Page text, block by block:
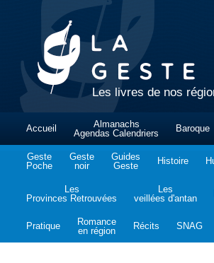
Les livres de nos
Accueil
Almanachs
Agendas Calendriers
Baroque
Geste
Poche
Geste
noir
Guides
Geste
Histoire
Les
Provinces Retrouvées
Les
veillées d'antan
Pratique
Romance
en région
Récits SNAG